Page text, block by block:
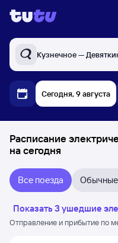
Кузнечное —
Сегодня, 9 августа
Расписание
на сегодня
Все поезда Обычные
Показать 3 ушедшие
Отправление и прибытие по